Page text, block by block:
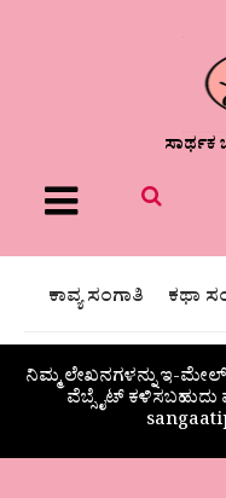
ಸಾರ್ಥಕ
Menu
ಕಾವ್ಯ ಸಂಗಾತಿ ಕಥಾ
ನಿಮ್ಮ ಲೇಖನಗಳನ್ನು ಇ-
ವೆಬ್ಸೈಟ್ ಕಳಿಸಬಹುದು